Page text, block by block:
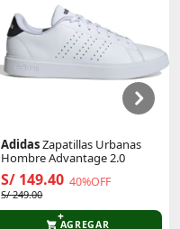
AdidasZapatillas Urbanas
Hombre Advantage 2.0
S/ 149.40 40%OFF
S/ 249.00
AGREGAR